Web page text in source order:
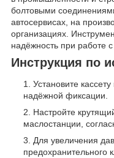
болтовыми
автосервисах, на
организациях.
надёжность при работе
Инструкция по
Установите
надёжной фиксации.
Настройте
маслостанции,
Для увеличения
предохранительного